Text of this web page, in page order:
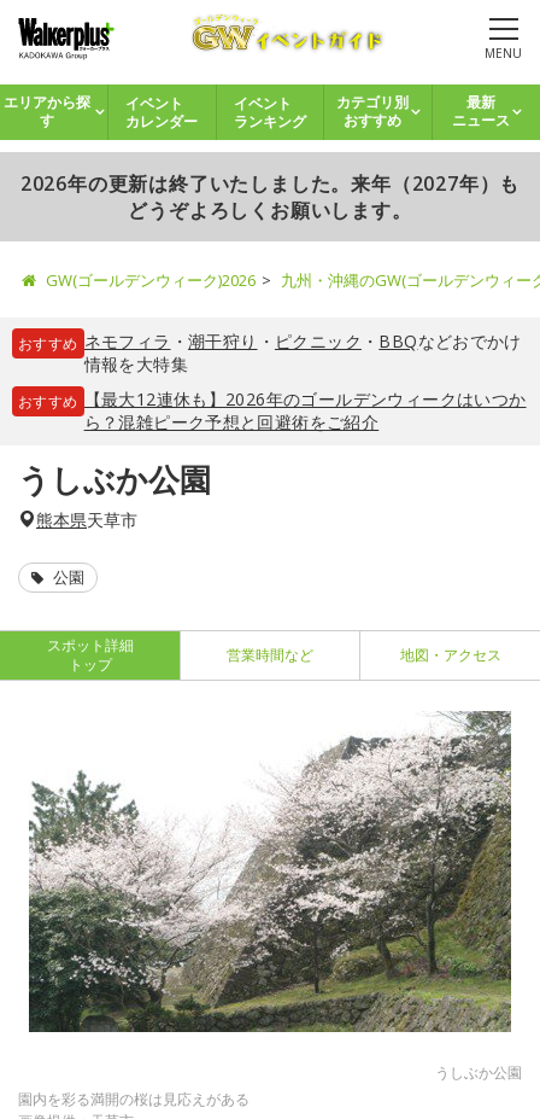
MENU
エリアから探
す
イベント
カレンダー
イベント
ランキング
カテゴリ別
おすすめ
最新
ニュース
2026年の更新は終了いたしました。来年（2027年）も
どうぞよろしくお願いします。
GW(ゴールデンウィーク)2026 九州・沖縄のGW(ゴールデンウィ
おすすめ ネモフィラ ・ 潮干狩り ・ ピクニック ・ BBQなどおでかけ
情報を大特集
おすすめ
【最大12連休も】2026年のゴールデンウィークはいつか
ら？混雑ピーク予想と回避術をご紹介
うしぶか公園
熊本県天草市
公園
スポット詳細
トップ
営業時間など 地図・アクセス
うしぶか公園
園内を彩る満開の桜は見応えがある